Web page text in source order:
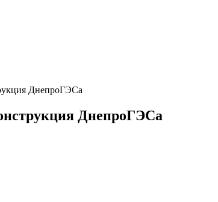
ДнепроГЭСа
ДнепроГЭСа